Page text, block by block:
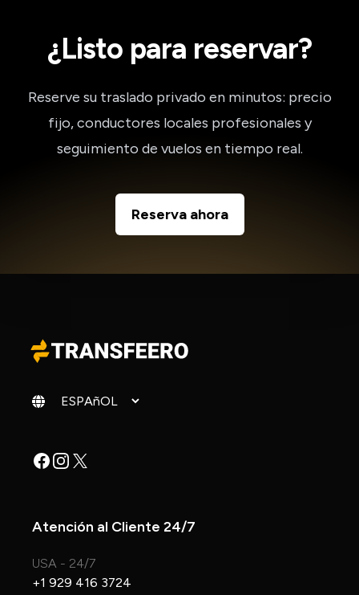
¿Listo para reservar?
Reserve su traslado privado en minutos: precio
fijo, conductores locales profesionales y
seguimiento de vuelos en tiempo real.
Reserva ahora
Cambiar idioma
Facebook
Instagram
X
Atención al Cliente 24/7
USA - 24/7
+1 929 416 3724